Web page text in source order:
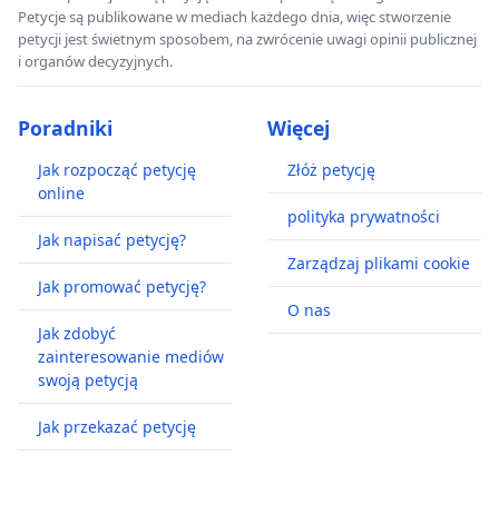
Petycje są publikowane w mediach każdego dnia, więc stworzenie
petycji jest świetnym sposobem, na zwrócenie uwagi opinii publicznej
i organów decyzyjnych.
Poradniki
Jak rozpocząć petycję
online
Jak napisać petycję?
Jak promować petycję?
Jak zdobyć
zainteresowanie mediów
swoją petycją
Jak przekazać petycję
Więcej
Złóż petycję
polityka prywatności
Zarządzaj plikami cookie
O nas